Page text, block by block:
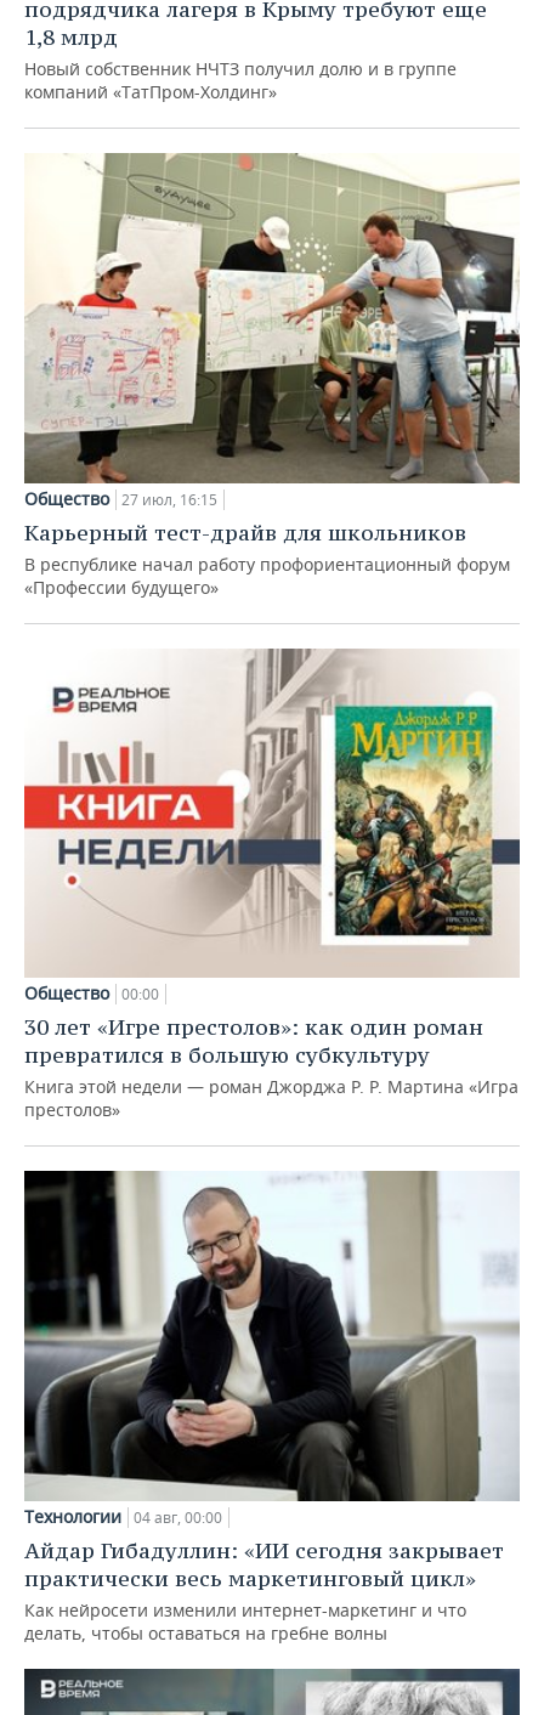
подрядчика лагеря в Крыму требуют еще
1,8 млрд
Новый собственник НЧТЗ получил долю и в группе
компаний «ТатПром-Холдинг»
Общество 27 июл, 16:15
Карьерный тест-драйв для школьников
В республике начал работу профориентационный форум
«Профессии будущего»
Общество 00:00
30 лет «Игре престолов»: как один роман
превратился в большую субкультуру
Книга этой недели — роман Джорджа Р. Р. Мартина «Игра
престолов»
Технологии 04 авг, 00:00
Айдар Гибадуллин: «ИИ сегодня закрывает
практически весь маркетинговый цикл»
Как нейросети изменили интернет-маркетинг и что
делать, чтобы оставаться на гребне волны